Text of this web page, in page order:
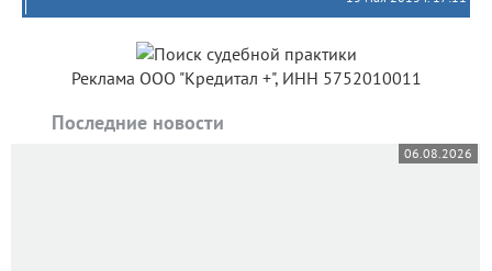
Реклама ООО "Кредитал +", ИНН 5752010011
Последние новости
06.08.2026